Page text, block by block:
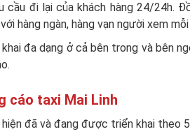
cầu đi lại của khách hàng 24/24h.
hàng ngàn, hàng vạn người xem mỗi
đa dạng ở cả bên trong và bên
cáo taxi Mai Linh
đã và đang được triển khai theo